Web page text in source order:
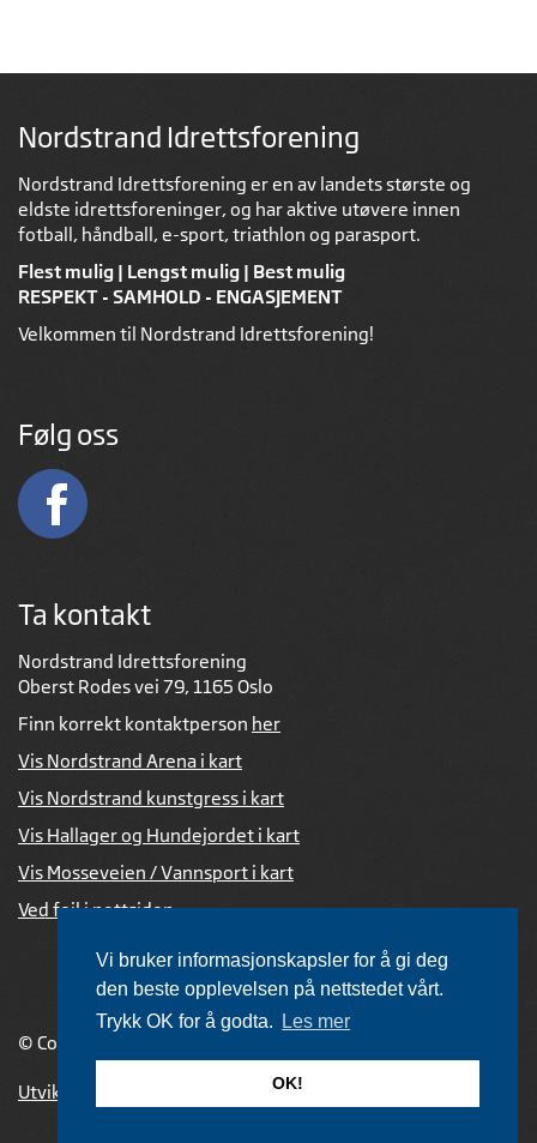
Vi bruker informasjonskapsler for å gi deg
den beste opplevelsen på nettstedet vårt.
Trykk OK for å godta.
Les mer
OK!
Nordstrand Idrettsforening
Nordstrand Idrettsforening er en av landets største og
eldste idrettsforeninger, og har aktive utøvere innen
fotball, håndball, e-sport, triathlon og parasport.
Flest mulig | Lengst mulig | Best mulig
RESPEKT - SAMHOLD - ENGASJEMENT
Velkommen til Nordstrand Idrettsforening!
Følg oss
Ta kontakt
Nordstrand Idrettsforening
Oberst Rodes vei 79, 1165 Oslo
Finn korrekt kontaktperson her
Vis Nordstrand Arena i kart
Vis Nordstrand kunstgress i kart
Vis Hallager og Hundejordet i kart
Vis Mosseveien / Vannsport i kart
Ved feil i nettsiden
© Copyright 2026 |
Utviklet av Netlab publiseres med eRedaktør